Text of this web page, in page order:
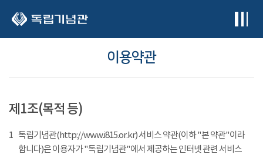
이용약관
제1조(목적 등)
1 독립기념관(http://www.i815.or.kr) 서비스 약관(이하 "본 약관"이라
합니다)은 이용자가 "독립기념관"에서 제공하는 인터넷 관련 서비스